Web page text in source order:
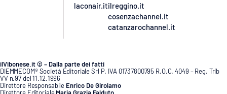
laconair.itilreggino.it
cosenzachannel.it
catanzarochannel.it
ilVibonese.it © – Dalla parte dei fatti
DIEMMECOM® Società Editoriale Srl P. IVA 01737800795 R.O.C. 4049 – Reg. Trib
VV n.97 del 11.12.1996
Direttore Responsabile Enrico De Girolamo
Direttore Editoriale Maria Grazia Falduto